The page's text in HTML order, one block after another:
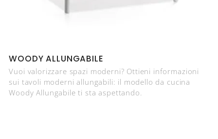
WOODY ALLUNGABILE
Vuoi valorizzare spazi moderni? Ottieni informazioni
sui tavoli moderni allungabili: il modello da cucina
Woody Allungabile ti sta aspettando.